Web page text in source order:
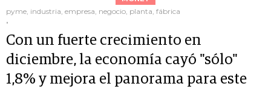
pyme, industria, empresa, negocio, planta, fábrica
.
Con un fuerte crecimiento en
diciembre, la economía cayó "sólo"
1,8% y mejora el panorama para este